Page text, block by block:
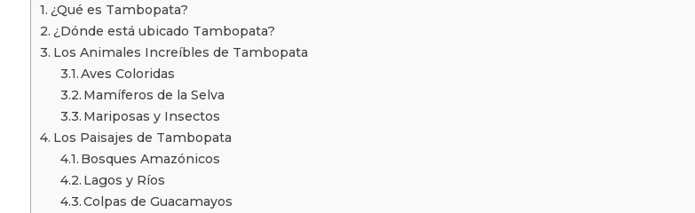
¿Qué es Tambopata?
¿Dónde está ubicado Tambopata?
Los Animales Increíbles de Tambopata
Aves Coloridas
Mamíferos de la Selva
Mariposas y Insectos
Los Paisajes de Tambopata
Bosques Amazónicos
Lagos y Ríos
Colpas de Guacamayos